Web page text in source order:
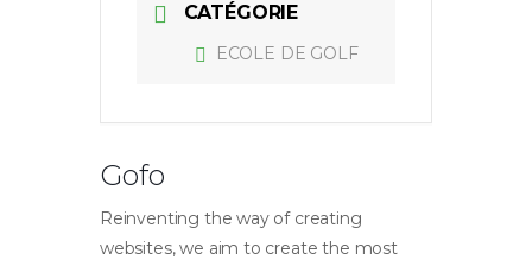
CATÉGORIE
ECOLE DE GOLF
Gofo
Reinventing the way of creating
websites, we aim to create the most